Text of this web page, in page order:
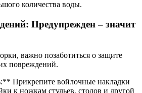
количества воды.
Предупрежден – значит
важно позаботиться о защите
повреждений.
Прикрепите войлочные накладки
к ножкам стульев, столов и другой